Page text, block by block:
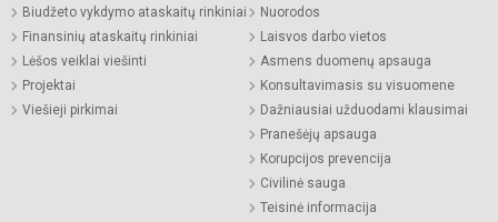
Biudžeto vykdymo ataskaitų rinkiniai
Finansinių ataskaitų rinkiniai
Lėšos veiklai viešinti
Projektai
Viešieji pirkimai
Nuorodos
Laisvos darbo vietos
Asmens duomenų apsauga
Konsultavimasis su visuomene
Dažniausiai užduodami klausimai
Pranešėjų apsauga
Korupcijos prevencija
Civilinė sauga
Teisinė informacija